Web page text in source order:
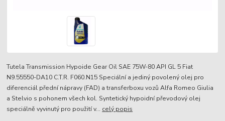
Tutela Transmission Hypoide Gear Oil SAE 75W-80 API GL 5 Fiat
N9.55550-DA10 C.T.R. F060.N15 Speciální a jediný povolený olej pro
diferenciál přední nápravy (FAD) a transferboxu vozů Alfa Romeo Giulia
a Stelvio s pohonem všech kol. Syntetický hypoidní převodový olej
speciálně vyvinutý pro použití v... celý popis